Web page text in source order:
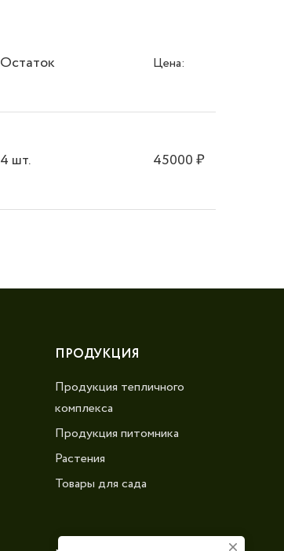
Остаток Цена:
4 шт. 45000₽
ПРОДУКЦИЯ
Продукция тепличного
комплекса
Продукция питомника
Растения
Товары для сада